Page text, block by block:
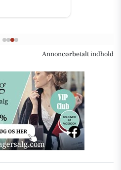
Annoncørbetalt indhold